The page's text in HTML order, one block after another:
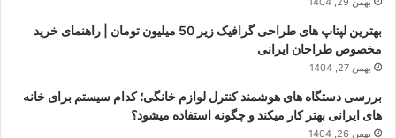
بهترین لپتاپ های طراحی گرافیک زیر 50 میلیون تومان | راهنمای خرید
مخصوص طراحان ایرانی
بهمن 27, 1404
بررسی دستگاه های هوشمند کنترل لوازم خانگی؛ کدام سیستم برای خانه
های ایرانی بهتر کار میکند و چگونه استفاده میشود؟
بهمن 26, 1404